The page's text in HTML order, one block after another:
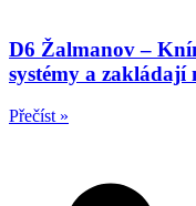
D6 Žalmanov –
systémy a zakládají
Přečíst »